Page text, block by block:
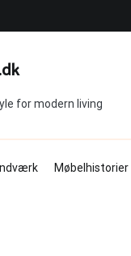
for modern living
Møbelhistorier